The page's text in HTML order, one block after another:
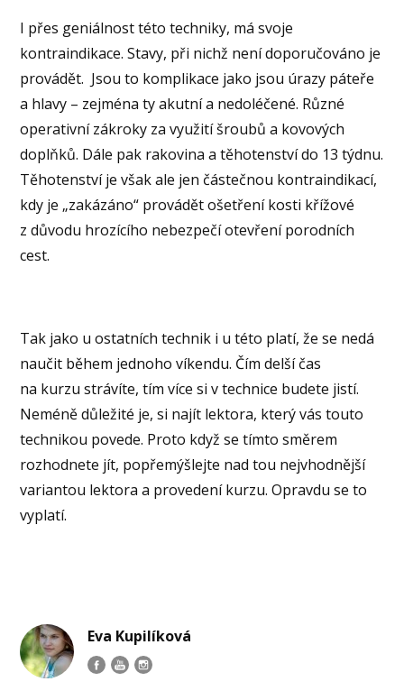
I přes geniálnost této techniky, má svoje
kontraindikace. Stavy, při nichž není doporučováno je
provádět. Jsou to komplikace jako jsou úrazy páteře
a hlavy – zejména ty akutní a nedoléčené. Různé
operativní zákroky za využití šroubů a kovových
doplňků. Dále pak rakovina a těhotenství do 13 týdnu.
Těhotenství je však ale jen částečnou kontraindikací,
kdy je „zakázáno“ provádět ošetření kosti křížové
z důvodu hrozícího nebezpečí otevření porodních
cest.
Tak jako u ostatních technik i u této platí, že se nedá
naučit během jednoho víkendu. Čím delší čas
na kurzu strávíte, tím více si v technice budete jistí.
Neméně důležité je, si najít lektora, který vás touto
technikou povede. Proto když se tímto směrem
rozhodnete jít, popřemýšlejte nad tou nejvhodnější
variantou lektora a provedení kurzu. Opravdu se to
vyplatí.
Eva Kupilíková